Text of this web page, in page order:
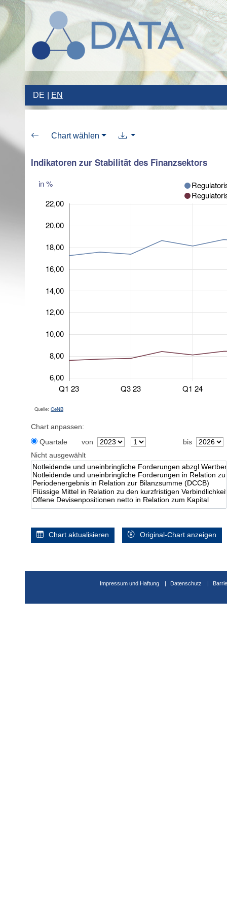
DE EN
Chart wählen
Indikatoren zur Stabilität des Finanzsektors
in %
Q1 23 Q3 23 Q1 24
6,00
8,00
10,00
12,00
14,00
16,00
18,00
20,00
22,00
Quelle: OeNB
Chart anpassen:
Quartale
von
bis
Nicht ausgewählt
Chart aktualisieren Original-Chart anzeigen
Impressum und Haftung Datenschutz